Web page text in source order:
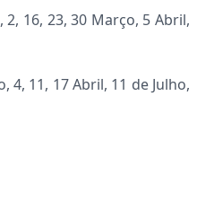
2, 16, 23, 30 Março, 5 Abril,
4, 11, 17 Abril, 11 de Julho,